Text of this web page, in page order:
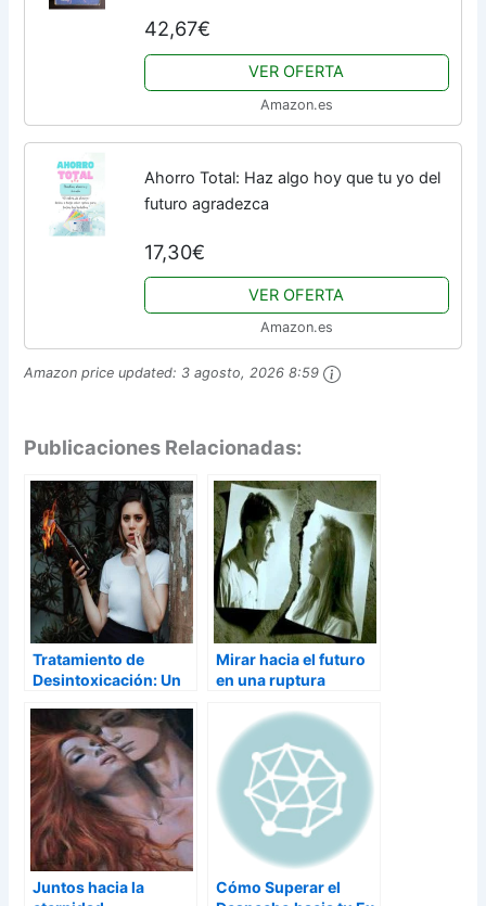
42,67€
VER OFERTA
Amazon.es
Ahorro Total: Haz algo hoy que tu yo del
futuro agradezca
17,30€
VER OFERTA
Amazon.es
Amazon price updated:3 agosto, 2026 8:59
Publicaciones Relacionadas:
Tratamiento de
Desintoxicación: Un
Recuperación
Mirar hacia el futuro
en una ruptura
Juntos hacia la
Cómo Superar el